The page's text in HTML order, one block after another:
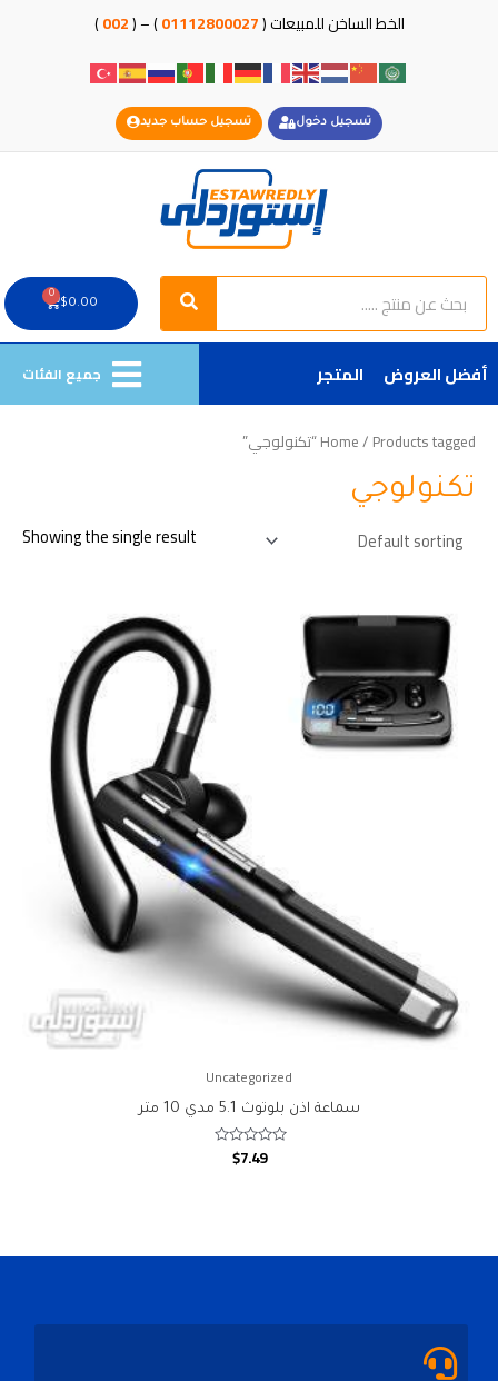
الخط الساخن للمبيعات (01112800027
) – (
002
)
تسجيل دخول تسجيل حساب جديد
Search
Search
$0.00
0
Cart
أفضل العروض المتجر جميع الفئات
Home/ Products tagged “تكنولوجي”
تكنولوجي
Showing the single result
Uncategorized
سماعة اذن بلوتوث 5.1 مدي 10 متر
Rated
$7.49